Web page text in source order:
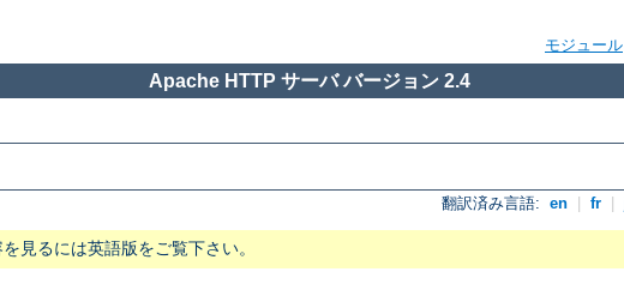
モジュール
Apache HTTP サーバ バージョン 2.4
翻訳済み言語: en fr
見るには英語版をご覧下さい。